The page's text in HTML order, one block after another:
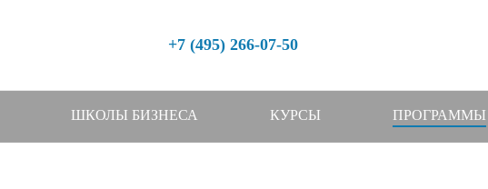
+7 (495) 266-07-50
ШКОЛЫ БИЗНЕСА КУРСЫ ПРОГРАММЫ